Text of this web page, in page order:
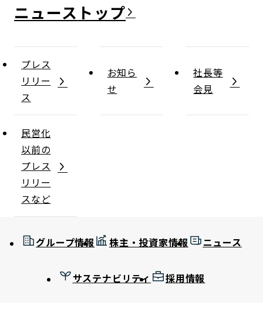
ニュース
プレス
リリー
ス
お知ら
せ
社長等
会見
民営化
以前の
プレス
リリー
スなど
グループ情報 株主・投資家情報 ニュース
サステナビリティ 採用情報